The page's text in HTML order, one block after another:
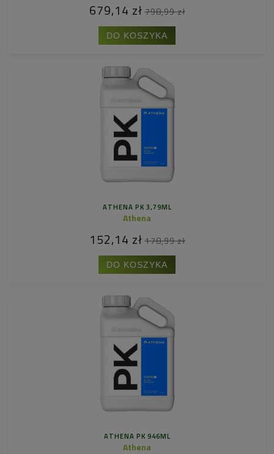
679,14 zł 798,99 zł
DO KOSZYKA
ATHENA PK 3,79ML
Athena
152,14 zł 178,99 zł
DO KOSZYKA
ATHENA PK 946ML
Athena